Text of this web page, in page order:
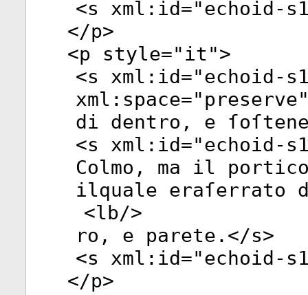
<s xml:id="echoid-
</p>
<p style="it">
<s xml:id="echoid-
xml:space="preserve
di dentro, e
<s xml:id="echoid-
Colmo, ma il
ilquale eraſerrato
<lb/>
ro, e parete.</s>
<s xml:id="echoid-
</p>